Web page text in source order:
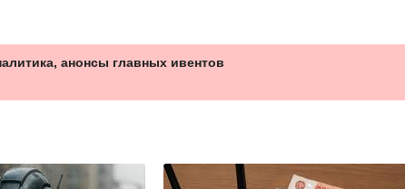
анонсы главных ивентов